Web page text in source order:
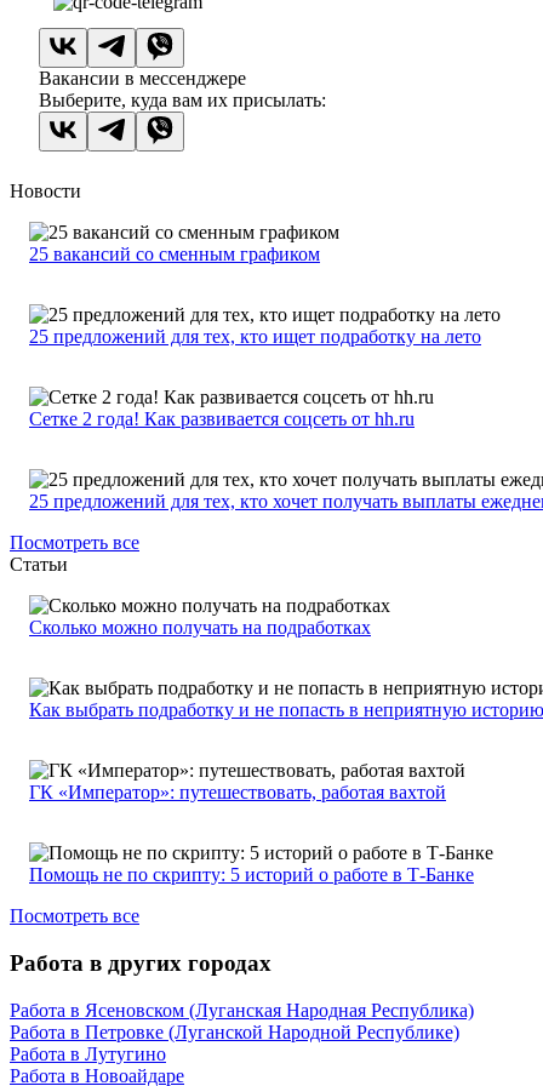
Вакансии в мессенджере
Выберите, куда вам их присылать:
Новости
25 вакансий со сменным графиком
25 предложений для тех, кто ищет подработку на лето
Сетке 2 года! Как развивается соцсеть от hh.ru
25 предложений для тех, кто хочет получать выплаты
Посмотреть все
Статьи
Сколько можно получать на подработках
Как выбрать подработку и не попасть в неприятную историю
ГК «Император»: путешествовать, работая вахтой
Помощь не по скрипту: 5 историй о работе в Т-Банке
Посмотреть все
Работа в других городах
Работа в Ясеновском (Луганская Народная Республика)
Работа в Петровке (Луганской Народной Республике)
Работа в Лутугино
Работа в Новоайдаре